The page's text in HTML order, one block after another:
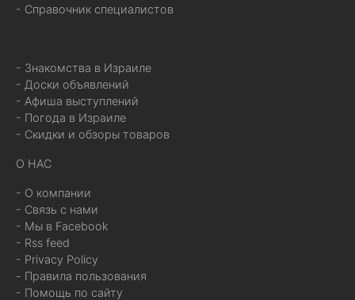
- Справочник специалистов
- Знакомства в Израиле
- Доски объявлений
- Афиша выступлений
- Погода в Израиле
- Скидки и обзоры товаров
О НАС
- О компании
- Связь с нами
- Мы в Facebook
- Rss feed
- Privacy Policy
- Правила пользования
- Помощь по сайту